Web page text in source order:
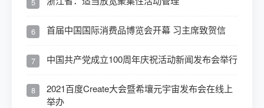
6 首届中国国际消费品博览会开幕 习主席致贺信
7 中国共产党成立100周年庆祝活动新闻发布会举行
8
2021百度Create大会暨希壤元宇宙发布会在线上
举办